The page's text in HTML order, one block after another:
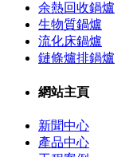
余熱回收鍋爐
生物質鍋爐
流化床鍋爐
鏈條爐排鍋爐
網站主頁
新聞中心
產品中心